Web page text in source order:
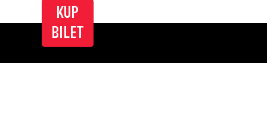
KUP
BILET